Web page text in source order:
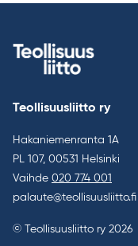
Teollisuusliitto ry
Hakaniemenranta 1A
PL 107, 00531 Helsinki
Vaihde 020 774 001
palaute@teollisuusliitto.fi
© Teollisuusliitto ry 2026